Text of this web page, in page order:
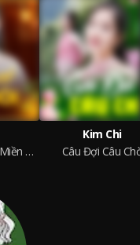
Liên Khúc Gió Về Miền Xuôi
Kim Chi
Câu Đợi Câu